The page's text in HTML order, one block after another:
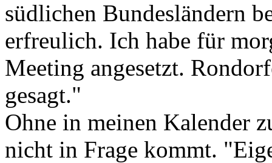
südlichen Bundesländern
erfreulich. Ich habe für
Meeting angesetzt.
gesagt."
Ohne in meinen Kalender
nicht in Frage kommt.